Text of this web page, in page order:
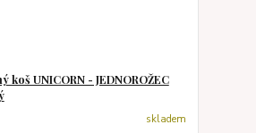
koš UNICORN - JEDNOROŽEC
skladem